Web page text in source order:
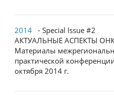
2014 - Special Issue #2
АКТУАЛЬНЫЕ АСПЕКТЫ
Материалы
практической
октября 2014 г.